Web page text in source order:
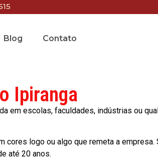
Blog Contato
Ipiranga
em escolas, faculdades, indústrias ou
logo ou algo que remeta a empresa.
até 20 anos.